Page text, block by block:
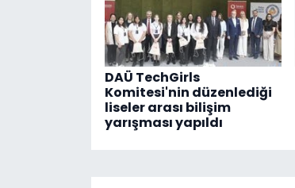
DAÜ TechGirls
Komitesi'nin düzenlediği
liseler arası bilişim
yarışması yapıldı